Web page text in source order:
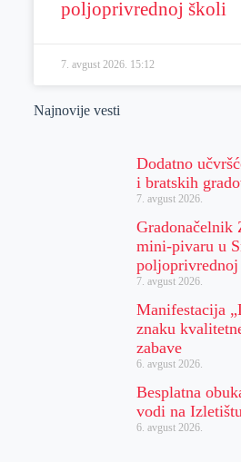
poljoprivrednoj školi
7. avgust 2026. 15:12
Najnovije vesti
Dodatno
i bratskih
7. avgust 2026.
Gradonačelnik
mini-pivaru u
7. avgust 2026.
Manifestacija
znaku
zabave
6. avgust 2026.
Besplatna
vodi na
6. avgust 2026.